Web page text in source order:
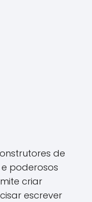
de
poderosos
criar
escrever